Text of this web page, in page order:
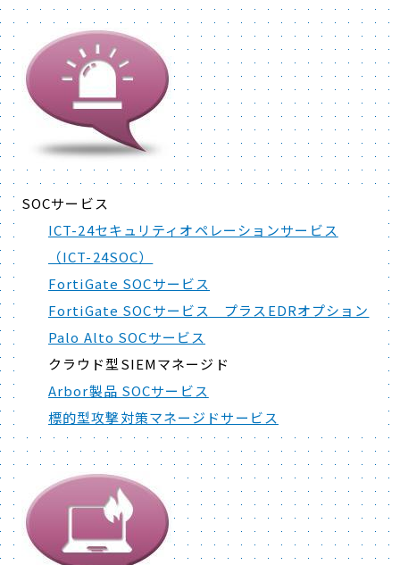
SOCサービス
ICT-24セキュリティオペレーションサービス
（ICT-24SOC）
FortiGate SOCサービス
FortiGate SOCサービス プラスEDRオプション
Palo Alto SOCサービス
クラウド型SIEMマネージド
Arbor製品 SOCサービス
標的型攻撃対策マネージドサービス